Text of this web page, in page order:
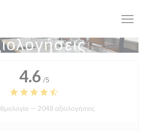
(Cookies)
4.6 /5
— 2048 αξιολογήσεις